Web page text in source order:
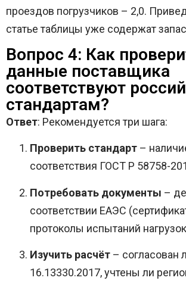
проездов погрузчиков – 2,0.
статье таблицы уже содержат
Вопрос 4: Как
данные поставщика
соответствуют
стандартам?
Ответ: Рекомендуется три шага:
Проверить стандарт –
соответствия ГОСТ Р 58758-
Потребовать документы –
соответствии ЕАЭС
протоколы испытаний
Изучить расчёт – согласован
16.13330.2017, учтены ли